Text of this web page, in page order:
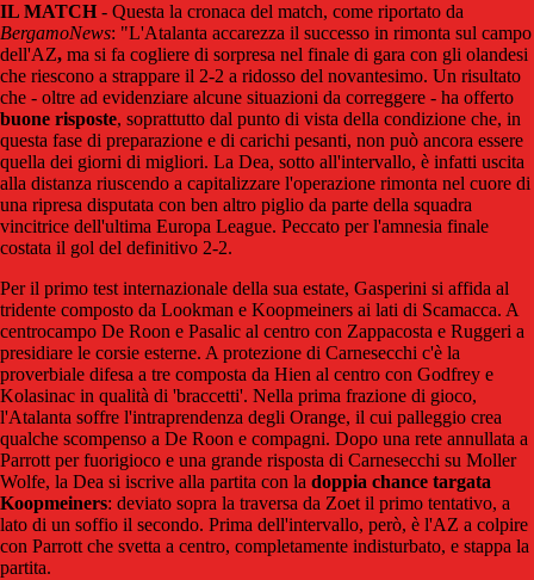
IL MATCH- Questa la cronaca del match, come riportato da
BergamoNews: "L'Atalanta accarezza il successo in rimonta sul campo
dell'AZ, ma si fa cogliere di sorpresa nel finale di gara con gli olandesi
che riescono a strappare il 2-2 a ridosso del novantesimo. Un risultato
che - oltre ad evidenziare alcune situazioni da correggere - ha offerto
buone risposte, soprattutto dal punto di vista della condizione che, in
questa fase di preparazione e di carichi pesanti, non può ancora essere
quella dei giorni di migliori. La Dea, sotto all'intervallo, è infatti uscita
alla distanza riuscendo a capitalizzare l'operazione rimonta nel cuore di
una ripresa disputata con ben altro piglio da parte della squadra
vincitrice dell'ultima Europa League. Peccato per l'amnesia finale
costata il gol del definitivo 2-2.
Per il primo test internazionale della sua estate, Gasperini si affida al
tridente composto da Lookman e Koopmeiners ai lati di Scamacca. A
centrocampo De Roon e Pasalic al centro con Zappacosta e Ruggeri a
presidiare le corsie esterne. A protezione di Carnesecchi c'è la
proverbiale difesa a tre composta da Hien al centro con Godfrey e
Kolasinac in qualità di 'braccetti'. Nella prima frazione di gioco,
l'Atalanta soffre l'intraprendenza degli Orange, il cui palleggio crea
qualche scompenso a De Roon e compagni. Dopo una rete annullata a
Parrott per fuorigioco e una grande risposta di Carnesecchi su Moller
Wolfe, la Dea si iscrive alla partita con la doppia chance targata
Koopmeiners: deviato sopra la traversa da Zoet il primo tentativo, a
lato di un soffio il secondo. Prima dell'intervallo, però, è l'AZ a colpire
con Parrott che svetta a centro, completamente indisturbato, e stappa la
partita.